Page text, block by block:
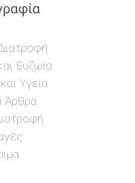
Ευζωία
Υγεία
Άρθρα